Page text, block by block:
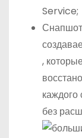
Service;
,
без